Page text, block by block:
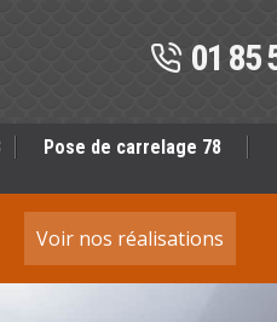
01 85
Pose de carrelage 78
Voir nos réalisations